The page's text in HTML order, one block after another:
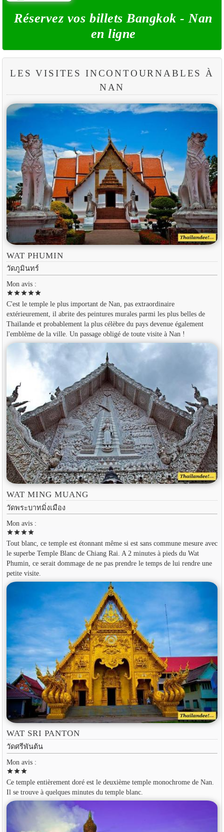
Réservez vos billets Bangkok - Nan
en ligne
LES VISITES INCONTOURNABLES À
NAN
WAT PHUMIN
วัดภูมินทร์
Mon avis :
starstarstarstarstar
C'est le temple le plus important de Nan, pas extraordinaire
extérieurement, il abrite des peintures murales parmi les plus belles de
Thaïlande et probablement la plus célèbre du pays devenue également
l'emblème de la ville. Un passage obligé de toute visite à Nan !
WAT MING MUANG
วัดพระบาทมิ่งเมือง
Mon avis :
starstarstarstar
Tout blanc, ce temple est étonnant même si est sans commune mesure avec
le superbe Temple Blanc de Chiang Rai. A 2 minutes à pieds du Wat
Phumin, ce serait dommage de ne pas prendre le temps de lui rendre une
petite visite.
WAT SRI PANTON
วัดศรีพันต้น
Mon avis :
starstarstar
Ce temple entièrement doré est le deuxième temple monochrome de Nan.
Il se trouve à quelques minutes du temple blanc.